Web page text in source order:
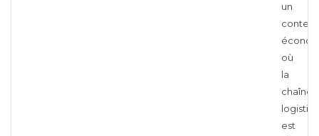
un
où
la
chaîne
est